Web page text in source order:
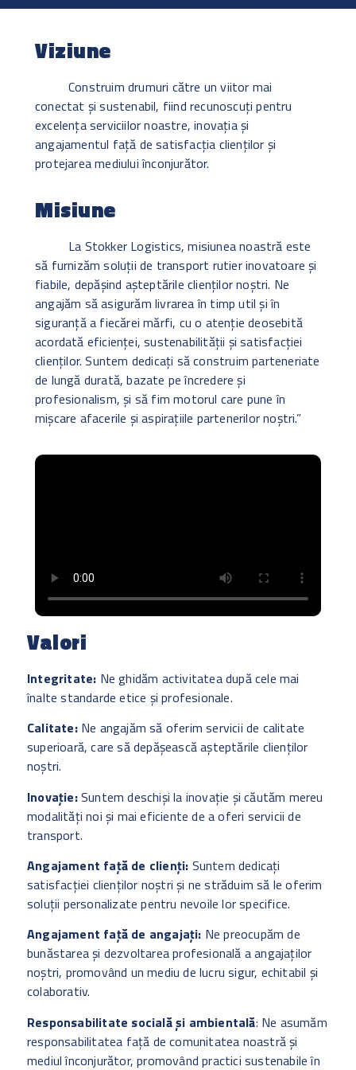
Viziune
Construim drumuri către un viitor mai
conectat și sustenabil, fiind recunoscuți pentru
excelența serviciilor noastre, inovația și
angajamentul față de satisfacția clienților și
protejarea mediului înconjurător.
Misiune
La Stokker Logistics, misiunea noastră este
să furnizăm soluții de transport rutier inovatoare și
fiabile, depășind așteptările clienților noștri. Ne
angajăm să asigurăm livrarea în timp util și în
siguranță a fiecărei mărfi, cu o atenție deosebită
acordată eficienței, sustenabilității și satisfacției
clienților. Suntem dedicați să construim parteneriate
de lungă durată, bazate pe încredere și
profesionalism, și să fim motorul care pune în
mișcare afacerile și aspirațiile partenerilor noștri.”
Valori
Integritate: Ne ghidăm activitatea după cele mai
înalte standarde etice și profesionale.
Calitate:Ne angajăm să oferim servicii de calitate
superioară, care să depășească așteptările clienților
noștri.
Inovație:Suntem deschiși la inovație și căutăm mereu
modalități noi și mai eficiente de a oferi servicii de
transport.
Angajament față de clienți: Suntem dedicați
satisfacției clienților noștri și ne străduim să le oferim
soluții personalizate pentru nevoile lor specifice.
Angajament față de angajați: Ne preocupăm de
bunăstarea și dezvoltarea profesională a angajaților
noștri, promovând un mediu de lucru sigur, echitabil și
colaborativ.
Responsabilitate socială și ambientală: Ne asumăm
responsabilitatea față de comunitatea noastră și
mediul înconjurător, promovând practici sustenabile în